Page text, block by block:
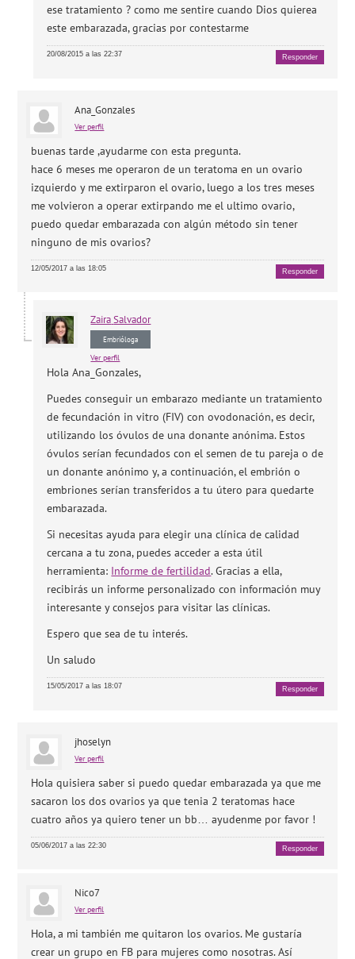
ese tratamiento ? como me sentire cuando Dios quierea
este embarazada, gracias por contestarme
20/08/2015 a las 22:37 Responder
Ana_Gonzales
Ver perfil
buenas tarde ,ayudarme con esta pregunta.
hace 6 meses me operaron de un teratoma en un ovario
izquierdo y me extirparon el ovario, luego a los tres meses
me volvieron a operar extirpando me el ultimo ovario,
puedo quedar embarazada con algún método sin tener
ninguno de mis ovarios?
12/05/2017 a las 18:05 Responder
Zaira Salvador
Embrióloga
Ver perfil
Hola Ana_Gonzales,
Puedes conseguir un embarazo mediante un tratamiento
de fecundación in vitro (FIV) con ovodonación, es decir,
utilizando los óvulos de una donante anónima. Estos
óvulos serían fecundados con el semen de tu pareja o de
un donante anónimo y, a continuación, el embrión o
embriones serían transferidos a tu útero para quedarte
embarazada.
Si necesitas ayuda para elegir una clínica de calidad
cercana a tu zona, puedes acceder a esta útil
herramienta: Informe de fertilidad. Gracias a ella,
recibirás un informe personalizado con información muy
interesante y consejos para visitar las clínicas.
Espero que sea de tu interés.
Un saludo
15/05/2017 a las 18:07 Responder
jhoselyn
Ver perfil
Hola quisiera saber si puedo quedar embarazada ya que me
sacaron los dos ovarios ya que tenia 2 teratomas hace
cuatro años ya quiero tener un bb… ayudenme por favor !
05/06/2017 a las 22:30 Responder
Nico7
Ver perfil
Hola, a mi también me quitaron los ovarios. Me gustaría
crear un grupo en FB para mujeres como nosotras. Así